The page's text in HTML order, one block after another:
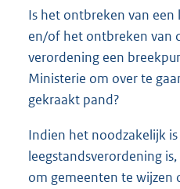
Is het ontbreken van
en/of het ontbreken van
verordening een
Ministerie om over te
gekraakt pand?
Indien het noodzakelijk
leegstandsverordening
om gemeenten te wijzen